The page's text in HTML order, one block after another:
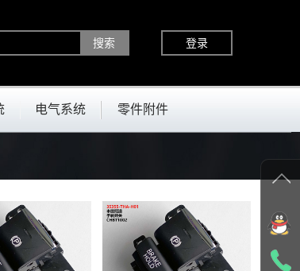
登录
电气系统 零件附件